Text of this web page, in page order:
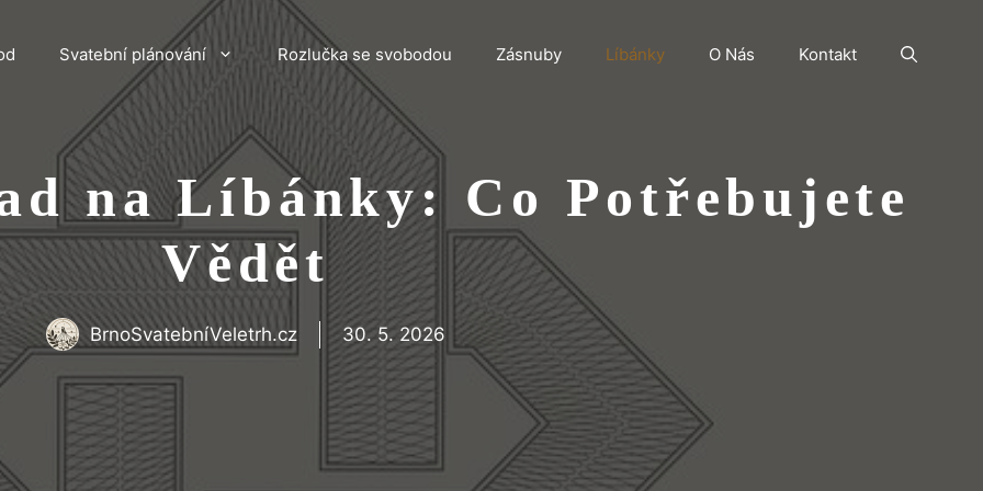
Svatební plánování Rozlučka se svobodou Zásnuby Líbánky O Nás Kontakt
na Líbánky: Co Potřebujete
Vědět
BrnoSvatebníVeletrh.cz 30. 5. 2026